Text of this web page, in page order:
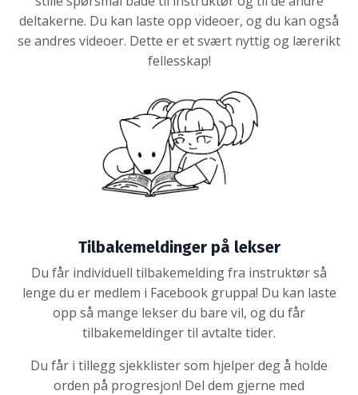
deltakerne. Du kan laste opp videoer, og du kan også
se andres videoer. Dette er et svært nyttig og lærerikt
fellesskap!
Tilbakemeldinger på lekser
Du får individuell tilbakemelding fra instruktør så
lenge du er medlem i Facebook gruppa! Du kan laste
opp så mange lekser du bare vil, og du får
tilbakemeldinger til avtalte tider.
Du får i tillegg sjekklister som hjelper deg å holde
orden på progresjon! Del dem gjerne med